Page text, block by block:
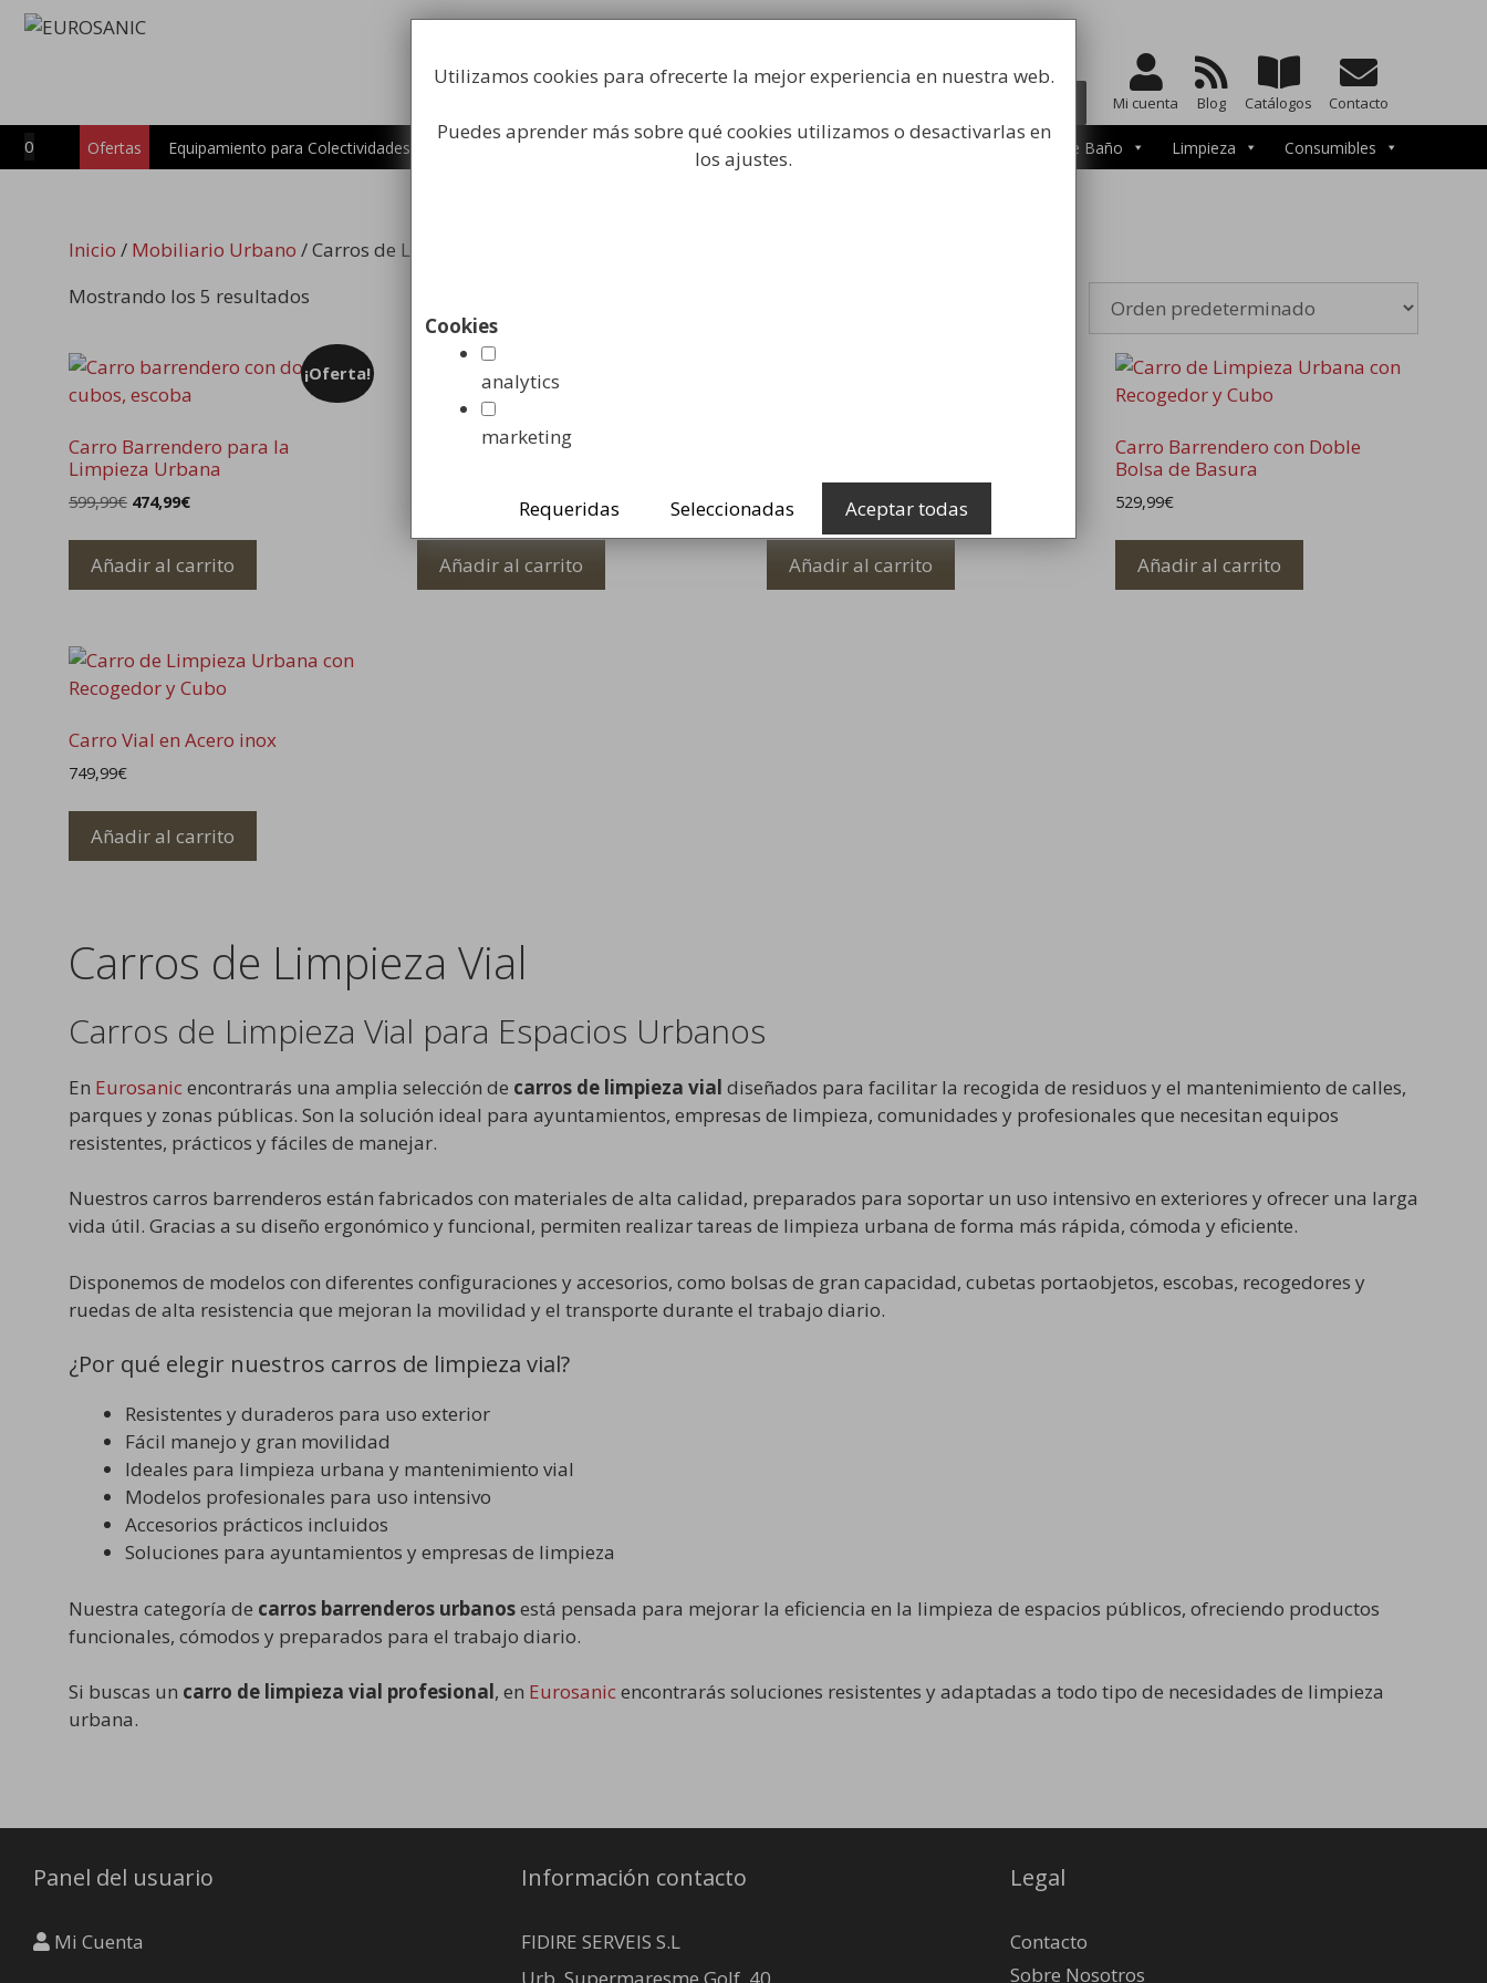
Saltar
Búsqueda
productos
Mi cuenta Blog Catálogos Contacto
Ofertas Equipamiento para Colectividades Carros Higiene Industrial Papeleras Accesorios de Baño Limpieza Consumibles
0
Inicio / Mobiliario Urbano / Carros de Limpieza Vial
Carros de Limpieza Vial
Carros de Limpieza Vial para Espacios Urbanos
En Eurosanic encontrarás una amplia selección de carros de limpieza vial diseñados para facilitar la recogida de residuos y el mantenimiento de calles,
parques y zonas públicas. Son la solución ideal para ayuntamientos, empresas de limpieza, comunidades y profesionales que necesitan equipos
resistentes, prácticos y fáciles de manejar.
Nuestros carros barrenderos están fabricados con materiales de alta calidad, preparados para soportar un uso intensivo en exteriores y ofrecer una larga
vida útil. Gracias a su diseño ergonómico y funcional, permiten realizar tareas de limpieza urbana de forma más rápida, cómoda y eficiente.
Disponemos de modelos con diferentes configuraciones y accesorios, como bolsas de gran capacidad, cubetas portaobjetos, escobas, recogedores y
ruedas de alta resistencia que mejoran la movilidad y el transporte durante el trabajo diario.
¿Por qué elegir nuestros carros de limpieza vial?
Resistentes y duraderos para uso exterior
Fácil manejo y gran movilidad
Ideales para limpieza urbana y mantenimiento vial
Modelos profesionales para uso intensivo
Accesorios prácticos incluidos
Soluciones para ayuntamientos y empresas de limpieza
Nuestra categoría de carros barrenderos urbanosestá pensada para mejorar la eficiencia en la limpieza de espacios públicos, ofreciendo productos
funcionales, cómodos y preparados para el trabajo diario.
Si buscas un carro de limpieza vial profesional, en Eurosanic encontrarás soluciones resistentes y adaptadas a todo tipo de necesidades de limpieza
urbana.
Mostrando los 5 resultados
¡Oferta!
Carro Barrendero para la
Limpieza Urbana
599,99€ El
original
era:
599,99€.
474,99€El
actual
es:
474,99€.
Añadir al carrito
Carro de Limpieza Urbana con
Añadir al carrito
389,99
Añadir al carrito
Carro Barrendero con Doble
Bolsa de Basura
529,99€
Añadir al carrito
Carro Vial en Acero inox
749,99€
Añadir al carrito
Panel del usuario
Mi Cuenta
Información contacto
FIDIRE SERVEIS S.L
Legal
Contacto
Sobre Nosotros
Utilizamos cookies para ofrecerte la mejor experiencia en nuestra web.
Puedes aprender más sobre qué cookies utilizamos o desactivarlas en
los ajustes.
Cookies
analytics
marketing
Requeridas Seleccionadas Aceptar todas